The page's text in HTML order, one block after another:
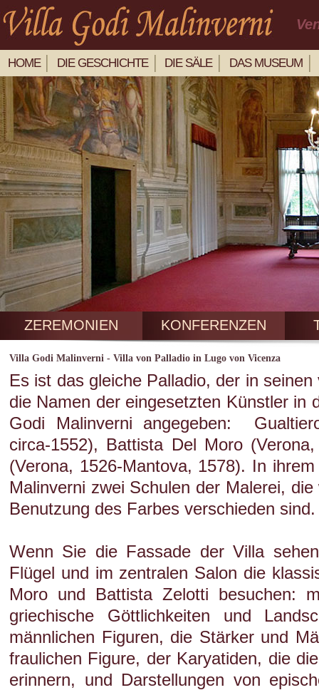
HOME DIE GESCHICHTE DIE SÄLE DAS MUSEUM
ZEREMONIEN KONFERENZEN
Villa Godi Malinverni - Villa von Palladio in Lugo von Vicenza
Es ist das gleiche Palladio, der in
die Namen der eingesetzten Künstler in
Godi Malinverni angegeben:
circa-1552), Battista Del Moro
(Verona, 1526-Mantova, 1578). In
Malinverni zwei Schulen der Malerei,
Benutzung des Farbes verschieden sind.
Wenn Sie die Fassade der Villa
Flügel und im zentralen Salon die
Moro und Battista Zelotti besuchen:
griechische Göttlichkeiten und
männlichen Figuren, die Stärker und
fraulichen Figure, der Karyatiden, die
erinnern, und Darstellungen von